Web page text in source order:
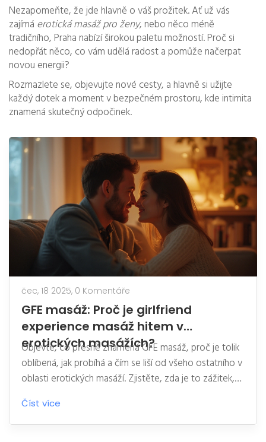
Nezapomeňte, že jde hlavně o váš prožitek. Ať už vás
zajímá erotická masáž pro ženy, nebo něco méně
tradičního, Praha nabízí širokou paletu možností. Proč si
nedopřát něco, co vám udělá radost a pomůže načerpat
novou energii?
Rozmazlete se, objevujte nové cesty, a hlavně si užijte
každý dotek a moment v bezpečném prostoru, kde intimita
znamená skutečný odpočinek.
čec, 18 2025, 0 Komentáře
GFE masáž: Proč je girlfriend
experience masáž hitem v
erotických masážích?
Objevte, co přesně znamená GFE masáž, proč je tolik
oblíbená, jak probíhá a čím se liší od všeho ostatního v
oblasti erotických masáží. Zjistěte, zda je to zážitek,
po kterém toužíte.
Číst více